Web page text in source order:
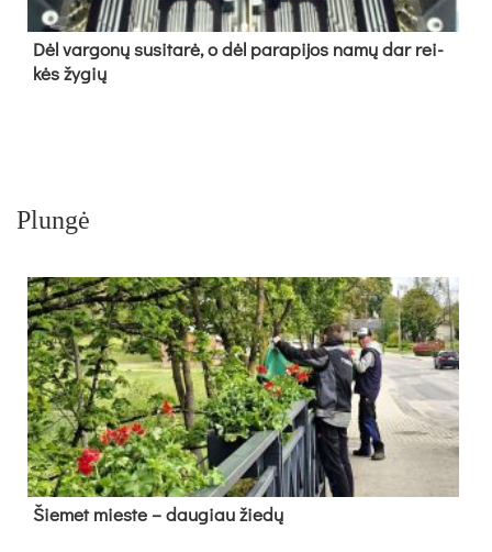
Dėl var­go­nų su­si­ta­rė, o dėl pa­ra­pi­jos na­mų dar rei­
kės žy­gių
Plungė
Šie­met mies­te – dau­giau žie­dų